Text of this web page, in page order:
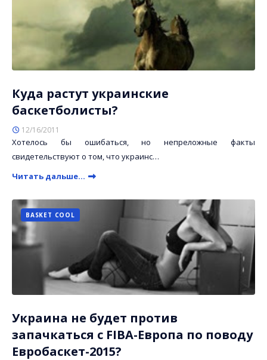
Куда растут украинские
баскетболисты?
12/16/2011
Хотелось бы ошибаться, но непреложные факты
свидетельствуют о том, что украинс…
Читать дальше...
BASKET COOL
Украина не будет против
запачкаться с FIBA-Европа по поводу
Евробаскет-2015?